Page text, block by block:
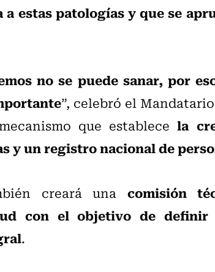
estas patologías y que se
no se puede sanar, por
”, celebró el
que establecela
y un registro nacional de
creará una comisión
con el objetivo de
.